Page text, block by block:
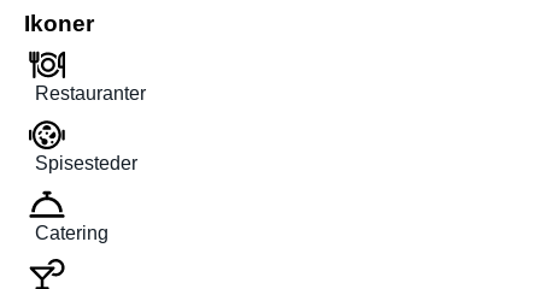
Ikoner
Restauranter
Spisesteder
Catering